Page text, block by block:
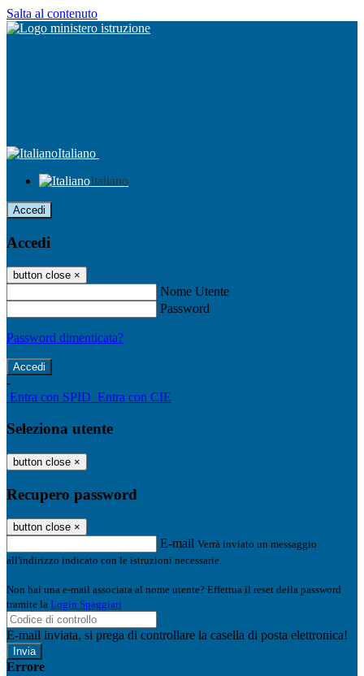
Salta al contenuto
Italiano
Italiano
Accedi
Accedi
button close ×
Nome Utente
Password
Password dimenticata?
-
Entra con SPID Entra con CIE
Seleziona utente
button close ×
Recupero password
button close ×
E-mail Verrà inviato un messaggio
all'indirizzo indicato con le istruzioni necessarie.
Non hai una e-mail associata al nome utente? Effettua il reset della password
tramite la Login Spaggiari
E-mail inviata, si prega di controllare la casella di posta elettronica!
Errore